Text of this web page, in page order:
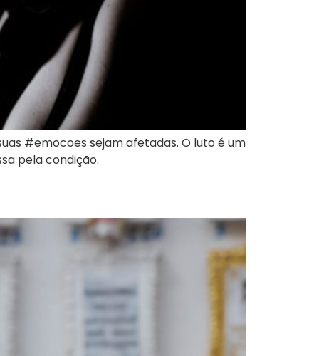
#emocoes sejam afetadas. O luto é um
pela condição.